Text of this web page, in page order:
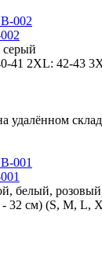
41 2XL: 42-43
удалённом
белый,
- 32 см) (S, M, L,